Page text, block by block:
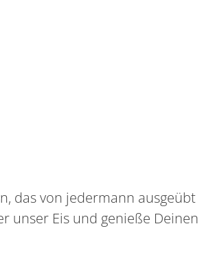
das von jedermann ausgeübt
unser Eis und genieße Deinen